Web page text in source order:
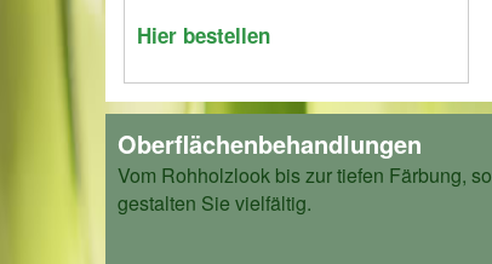
Hier bestellen
Oberflächenbehandlungen
Vom Rohholzlook bis zur tiefen Färbung, so
gestalten Sie vielfältig.